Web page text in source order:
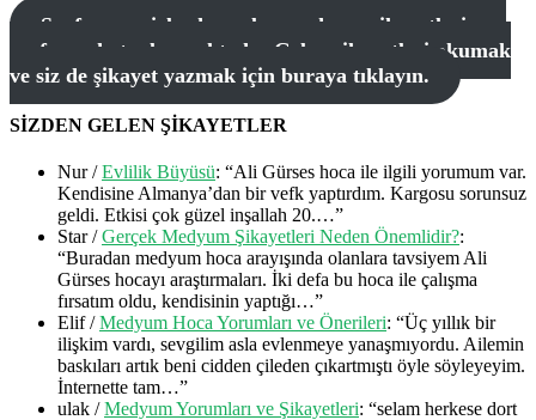
Sayfamıza sizlerden gelen medyum şikayetleri ana
sayfamızda toplanmaktadır. Gelen şikayetleri okumak
ve siz de şikayet yazmak için buraya tıklayın.
SİZDEN GELEN ŞİKAYETLER
Nur/Evlilik Büyüsü: “Ali Gürses hoca ile ilgili yorumum var.
Kendisine Almanya’dan bir vefk yaptırdım. Kargosu sorunsuz
geldi. Etkisi çok güzel inşallah 20.…”
Star/Gerçek Medyum Şikayetleri Neden Önemlidir?:
“Buradan medyum hoca arayışında olanlara tavsiyem Ali
Gürses hocayı araştırmaları. İki defa bu hoca ile çalışma
fırsatım oldu, kendisinin yaptığı…”
Elif/Medyum Hoca Yorumları ve Önerileri: “Üç yıllık bir
ilişkim vardı, sevgilim asla evlenmeye yanaşmıyordu. Ailemin
baskıları artık beni cidden çileden çıkartmıştı öyle söyleyeyim.
İnternette tam…”
ulak /Medyum Yorumları ve Şikayetleri: “selam herkese dort